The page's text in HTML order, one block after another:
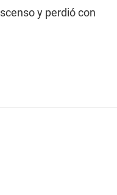
y perdió con